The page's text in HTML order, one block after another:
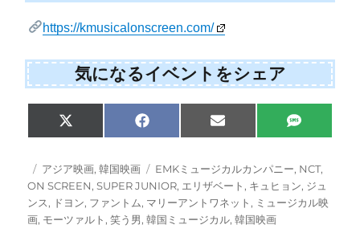
https://kmusicalonscreen.com/
気になるイベントをシェア
S
h
r
e
o
n
X
(
w
i
t
t
e
S
h
r
e
o
n
F
a
e
o
o
k
S
h
r
e
o
n
E
m
i
l
S
h
r
e
o
n
S
M
投
稿
日:
カ
テ
ゴ
リ
アジア映画,韓国映画
タ
グ
EMKミュージカルカンパニー, NCT,
ON SCREEN,SUPER JUNIOR, エリザベート , キュヒョン, ジュ
ンス, ドヨン, ファントム, マリーアントワネット , ミュージカル映
画, モーツァルト ,笑う男,韓国ミュージカル,韓国映画